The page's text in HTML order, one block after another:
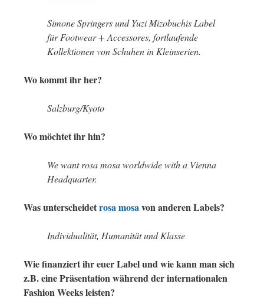
Simone Springers und Yuzi Mizobuchis Label
für Footwear + Accessores, fortlaufende
Kollektionen von Schuhen in Kleinserien.
Wo kommt ihr her?
Salzburg/Kyoto
Wo möchtet ihr hin?
We want rosa mosa worldwide with a Vienna
Headquarter.
Was unterscheidetrosa mosavon anderen Labels?
Individualität, Humanität und Klasse
Wie finanziert ihr euer Label und wie kann man sich
z.B. eine Präsentation während der internationalen
Fashion Weeks leisten?